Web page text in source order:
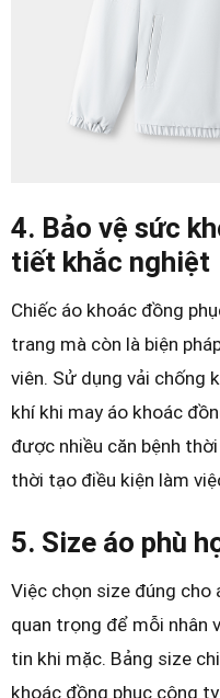
4. Bảo vệ sức
tiết khắc nghiệt
Chiếc áo khoác đồng
trang mà còn là biện
viên. Sử dụng vải chống
khí khi may áo khoác
được nhiều căn bệnh
thời tạo điều kiện làm
5. Size áo phù
Việc chọn size đúng cho
quan trọng để mỗi nhân
tin khi mặc. Bảng size
khoác đồng phục công